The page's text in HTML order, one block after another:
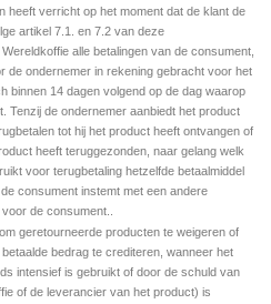
heeft verricht op het moment dat de klant de
artikel 7.1. en 7.2 van deze
alle betalingen van de consument,
de ondernemer in rekening gebracht voor het
binnen 14 dagen volgend op de dag waarop
Tenzij de ondernemer aanbiedt het product
tot hij het product heeft ontvangen of
heeft teruggezonden, naar gelang welk
voor terugbetaling hetzelfde betaalmiddel
consument instemt met een andere
de consument.
geretourneerde producten te weigeren of
bedrag te crediteren, wanneer het
intensief is gebruikt of door de schuld van
of de leverancier van het product) is